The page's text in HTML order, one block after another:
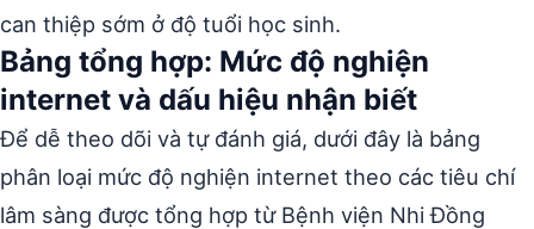
can thiệp sớm ở độ tuổi học sinh.
Bảng tổng hợp: Mức độ nghiện
internet và dấu hiệu nhận biết
Để dễ theo dõi và tự đánh giá, dưới đây là bảng
phân loại mức độ nghiện internet theo các tiêu chí
lâm sàng được tổng hợp từ Bệnh viện Nhi Đồng